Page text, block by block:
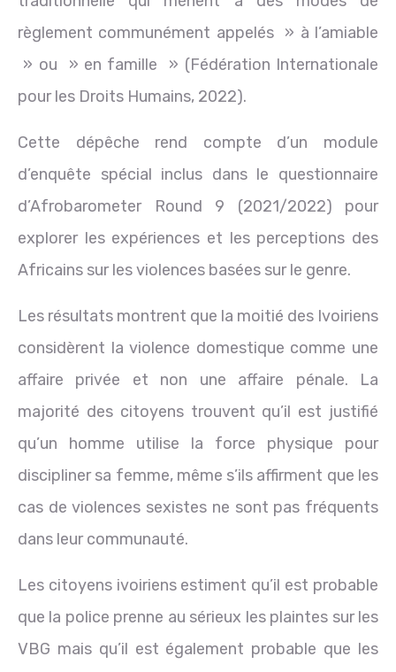
règlement communément appelés » à l’amiable
» ou » en famille » (Fédération Internationale
pour les Droits Humains, 2022).
Cette dépêche rend compte d’un module
d’enquête spécial inclus dans le questionnaire
d’Afrobarometer Round 9 (2021/2022) pour
explorer les expériences et les perceptions des
Africains sur les violences basées sur le genre.
Les résultats montrent que la moitié des Ivoiriens
considèrent la violence domestique comme une
affaire privée et non une affaire pénale. La
majorité des citoyens trouvent qu’il est justifié
qu’un homme utilise la force physique pour
discipliner sa femme, même s’ils affirment que les
cas de violences sexistes ne sont pas fréquents
dans leur communauté.
Les citoyens ivoiriens estiment qu’il est probable
que la police prenne au sérieux les plaintes sur les
VBG mais qu’il est également probable que les